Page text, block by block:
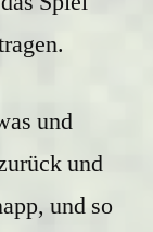
und
und
und so